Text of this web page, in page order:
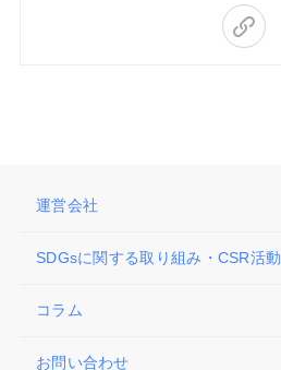
運営会社
SDGsに関する取り組み・CSR活動
コラム
お問い合わせ